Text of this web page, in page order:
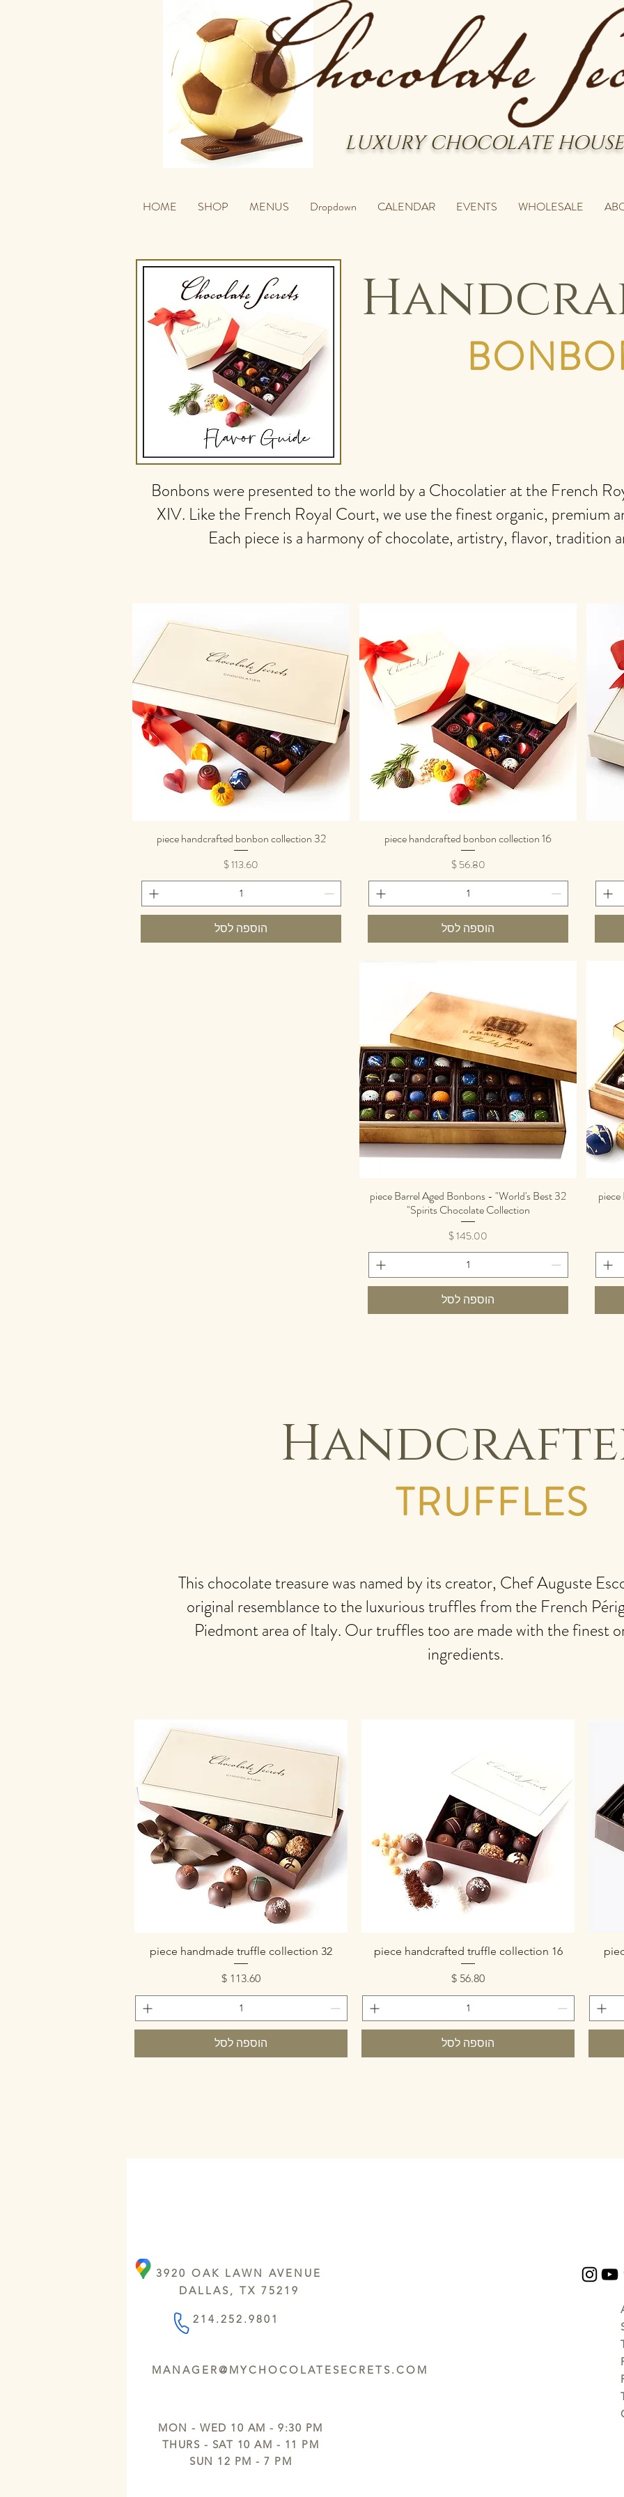
LUXURY CHOCOLATE HOUSE
HOME SHOP MENUS Dropdown CALENDAR EVENTS WHOLESALE
Bonbons were presented to the world by a Chocolatier at the French
XIV. Like the French Royal Court, we use the finest organic, premium
Each piece is a harmony of chocolate, artistry, flavor, tradition
תצוגה מהירה 16 piece handcrafted bonbon collection
מחיר
הוספה לסל
תצוגה מהירה 32 piece handcrafted bonbon collection
מחיר
הוספה לסל
16
תצוגה מהירה
32 piece Barrel Aged Bonbons - "World's Best
Spirits Chocolate Collection"
מחיר
הוספה לסל
TRUFFLES
This chocolate treasure was named by its creator, Chef Auguste
original resemblance to the luxurious truffles from the French
Piedmont area of Italy. Our truffles too are made with the finest
ingredients.
תצוגה מהירה
16 piece handcrafted truffle collection
מחיר
הוספה לסל
תצוגה מהירה
32 piece handmade truffle collection
מחיר
הוספה לסל
3920 OAK LAWN AVENUE
DALLAS, TX 75219
214.252.9801
MANAGER@MYCHOCOLATESECRETS.COM
MON - WED 10 AM - 9:30 PM
THURS - SAT 10 AM - 11 PM
SUN 12 PM - 7 PM